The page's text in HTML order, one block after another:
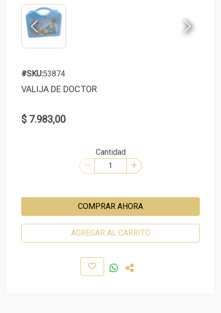
#SKU:53874
VALIJA DE DOCTOR
$ 7.983,00
Cantidad
COMPRAR AHORA
AGREGAR AL CARRITO